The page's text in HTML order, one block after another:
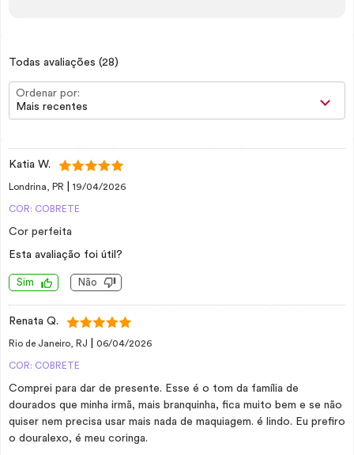
Todas avaliações (28)
Ordenar por:
Mais recentes
Katia W.
Londrina, PR 19/04/2026
COR: COBRETE
Cor perfeita
Esta avaliação foi útil?
Sim Não
Renata Q.
Rio de Janeiro, RJ 06/04/2026
COR: COBRETE
Comprei para dar de presente. Esse é o tom da família de
dourados que minha irmã, mais branquinha, fica muito bem e se não
quiser nem precisa usar mais nada de maquiagem. é lindo. Eu prefiro
o douralexo, é meu coringa.